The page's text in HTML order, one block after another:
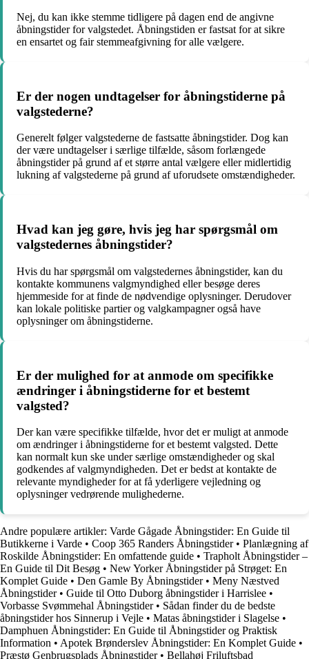
Nej, du kan ikke stemme tidligere på dagen end de angivne
åbningstider for valgstedet. Åbningstiden er fastsat for at sikre
en ensartet og fair stemmeafgivning for alle vælgere.
Er der nogen undtagelser for åbningstiderne på
valgstederne?
Generelt følger valgstederne de fastsatte åbningstider. Dog kan
der være undtagelser i særlige tilfælde, såsom forlængede
åbningstider på grund af et større antal vælgere eller midlertidig
lukning af valgstederne på grund af uforudsete omstændigheder.
Hvad kan jeg gøre, hvis jeg har spørgsmål om
valgstedernes åbningstider?
Hvis du har spørgsmål om valgstedernes åbningstider, kan du
kontakte kommunens valgmyndighed eller besøge deres
hjemmeside for at finde de nødvendige oplysninger. Derudover
kan lokale politiske partier og valgkampagner også have
oplysninger om åbningstiderne.
Er der mulighed for at anmode om specifikke
ændringer i åbningstiderne for et bestemt
valgsted?
Der kan være specifikke tilfælde, hvor det er muligt at anmode
om ændringer i åbningstiderne for et bestemt valgsted. Dette
kan normalt kun ske under særlige omstændigheder og skal
godkendes af valgmyndigheden. Det er bedst at kontakte de
relevante myndigheder for at få yderligere vejledning og
oplysninger vedrørende mulighederne.
Andre populære artikler: Varde Gågade Åbningstider: En Guide til
Butikkerne i Varde • Coop 365 Randers Åbningstider• Planlægning af
Roskilde Åbningstider: En omfattende guide • Trapholt Åbningstider –
En Guide til Dit Besøg • New Yorker Åbningstider på Strøget: En
Komplet Guide • Den Gamle By Åbningstider• Meny Næstved
Åbningstider• Guide til Otto Duborg åbningstider i Harrislee •
Vorbasse Svømmehal Åbningstider• Sådan finder du de bedste
åbningstider hos Sinnerup i Vejle • Matas åbningstider i Slagelse •
Damphuen Åbningstider: En Guide til Åbningstider og Praktisk
Information • Apotek Brønderslev Åbningstider: En Komplet Guide •
Præstø Genbrugsplads Åbningstider• Bellahøj Friluftsbad